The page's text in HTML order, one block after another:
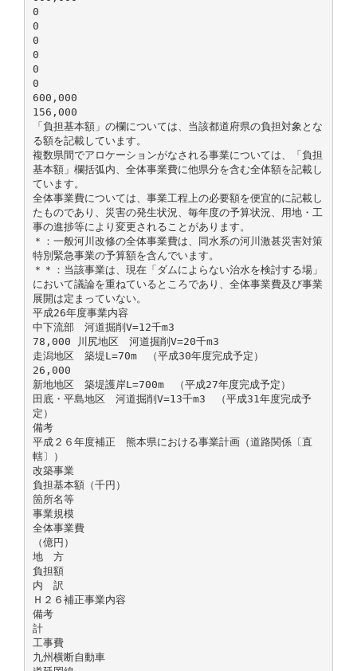
0
0
0
0
0
0
600,000
156,000
「負担基本額」の欄については、当該都道府県の負担対象とな
る額を記載しています。
複数県間でアロケーションがなされる事業については、「負担
基本額」欄括弧内、全体事業費に他県分を含む全体額を記載し
ています。
全体事業費については、事業工程上の必要額を便宜的に記載し
たものであり、災害の発生状況、毎年度の予算状況、用地・工
事の進捗等により変更されることがあります。
＊：一般河川改修の全体事業費は、同水系の河川激甚災害対策
特別緊急事業の予算額を含んでいます。
＊＊：当該事業は、現在「ダムによらない治水を検討する場」
において議論を重ねているところであり、全体事業費及び事業
展開は定まっていない。
平成26年度事業内容
中下流部 河道掘削V=12千m3
78,000 川尻地区 河道掘削V=20千m3
走潟地区 築堤L=70m （平成30年度完成予定）
26,000
新地地区 築堤護岸L=700m （平成27年度完成予定）
田底・平島地区 河道掘削V=13千m3 （平成31年度完成予
定）
備考
平成２６年度補正 熊本県における事業計画（道路関係〔直
轄〕）
改築事業
負担基本額（千円）
箇所名等
事業規模
全体事業費
（億円）
地 方
負担額
内 訳
Ｈ２６補正事業内容
備考
計
工事費
九州横断自動車